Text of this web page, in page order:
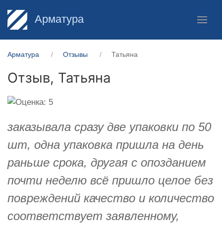
Арматура
Арматура Отзывы Татьяна
Отзыв, Татьяна
заказывала сразу две упаковки по 50
шт, одна упаковка пришла на день
раньше срока, другая с опозданием
почти неделю всё пришло целое без
повреждений качество и количество
соответствует заявленному,